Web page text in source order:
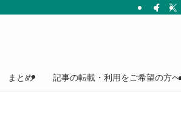
まとめ 記事の転載・利用をご希望の方へ